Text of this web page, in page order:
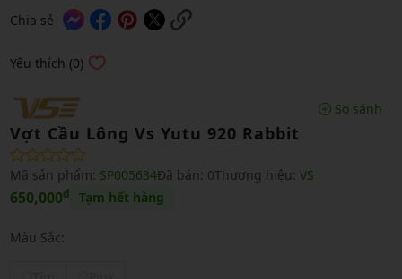
Chia sẻ
Yêu thích (0)
So sánh
Vợt Cầu Lông Vs Yutu 920 Rabbit
Mã sản phẩm: SP005634Đã bán: 0Thương hiệu: VS
650,000₫ Tạm hết hàng
Màu Sắc: